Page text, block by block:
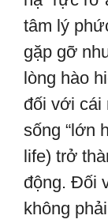
tâm lý
gặp gỡ
lòng hào
đối với cái
sống “lớn
life) trở
động. Đối
không